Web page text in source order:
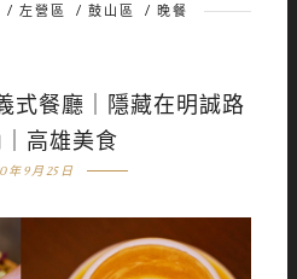
/ 左營區 / 鼓山區 / 晚餐
式餐廳｜隱藏在明誠路
高雄美食
年 9 月 25 日